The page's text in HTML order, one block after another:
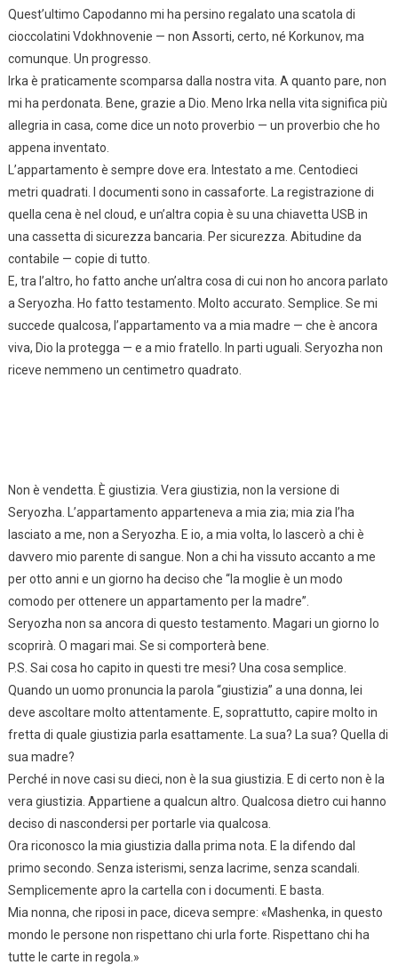
Quest’ultimo Capodanno mi ha persino regalato una scatola di
cioccolatini Vdokhnovenie — non Assorti, certo, né Korkunov, ma
comunque. Un progresso.
Irka è praticamente scomparsa dalla nostra vita. A quanto pare, non
mi ha perdonata. Bene, grazie a Dio. Meno Irka nella vita significa più
allegria in casa, come dice un noto proverbio — un proverbio che ho
appena inventato.
L’appartamento è sempre dove era. Intestato a me. Centodieci
metri quadrati. I documenti sono in cassaforte. La registrazione di
quella cena è nel cloud, e un’altra copia è su una chiavetta USB in
una cassetta di sicurezza bancaria. Per sicurezza. Abitudine da
contabile — copie di tutto.
E, tra l’altro, ho fatto anche un’altra cosa di cui non ho ancora parlato
a Seryozha. Ho fatto testamento. Molto accurato. Semplice. Se mi
succede qualcosa, l’appartamento va a mia madre — che è ancora
viva, Dio la protegga — e a mio fratello. In parti uguali. Seryozha non
riceve nemmeno un centimetro quadrato.
Non è vendetta. È giustizia. Vera giustizia, non la versione di
Seryozha. L’appartamento apparteneva a mia zia; mia zia l’ha
lasciato a me, non a Seryozha. E io, a mia volta, lo lascerò a chi è
davvero mio parente di sangue. Non a chi ha vissuto accanto a me
per otto anni e un giorno ha deciso che “la moglie è un modo
comodo per ottenere un appartamento per la madre”.
Seryozha non sa ancora di questo testamento. Magari un giorno lo
scoprirà. O magari mai. Se si comporterà bene.
P.S. Sai cosa ho capito in questi tre mesi? Una cosa semplice.
Quando un uomo pronuncia la parola “giustizia” a una donna, lei
deve ascoltare molto attentamente. E, soprattutto, capire molto in
fretta di quale giustizia parla esattamente. La sua? La sua? Quella di
sua madre?
Perché in nove casi su dieci, non è la sua giustizia. E di certo non è la
vera giustizia. Appartiene a qualcun altro. Qualcosa dietro cui hanno
deciso di nascondersi per portarle via qualcosa.
Ora riconosco la mia giustizia dalla prima nota. E la difendo dal
primo secondo. Senza isterismi, senza lacrime, senza scandali.
Semplicemente apro la cartella con i documenti. E basta.
Mia nonna, che riposi in pace, diceva sempre: «Mashenka, in questo
mondo le persone non rispettano chi urla forte. Rispettano chi ha
tutte le carte in regola.»